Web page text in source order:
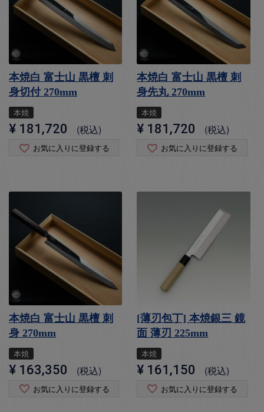
本焼白 富士山 黒檀 刺
身切付 270mm
本焼
¥ 181,720 税込
お気に入りに登録する
本焼白 富士山 黒檀 刺
身先丸 270mm
本焼
¥ 181,720 税込
お気に入りに登録する
本焼白 富士山 黒檀 刺
身 270mm
本焼
¥ 163,350 税込
お気に入りに登録する
[薄刃包丁] 本焼銀三 鏡
面 薄刃 225mm
本焼
¥ 161,150 税込
お気に入りに登録する